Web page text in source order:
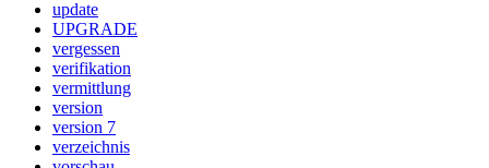
update
UPGRADE
vergessen
verifikation
vermittlung
version
version 7
verzeichnis